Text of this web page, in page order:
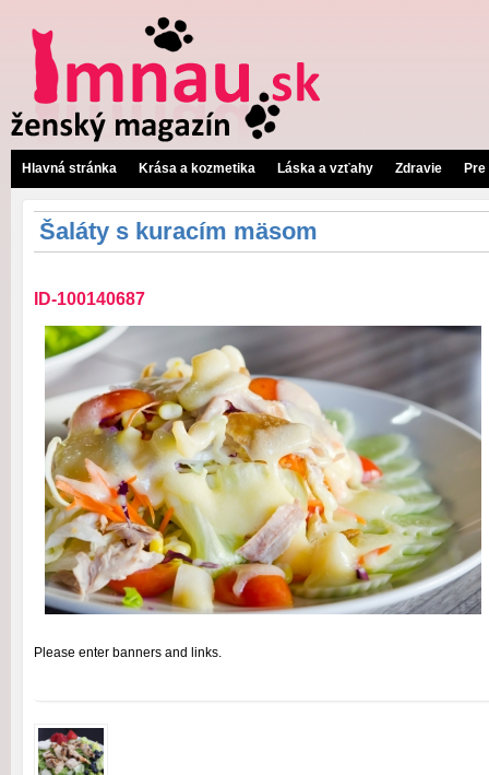
Hlavná stránka Krása a kozmetika Láska a vzťahy Zdravie
Šaláty s kuracím mäsom
ID-100140687
Please enter banners and links.